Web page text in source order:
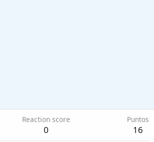
Reaction score
0
Puntos
16